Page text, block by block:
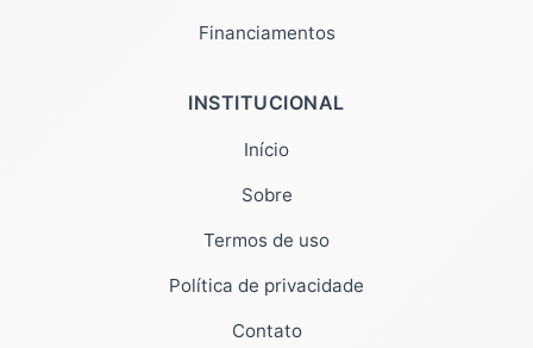
Financiamentos
INSTITUCIONAL
Início
Sobre
Termos de uso
Política de privacidade
Contato